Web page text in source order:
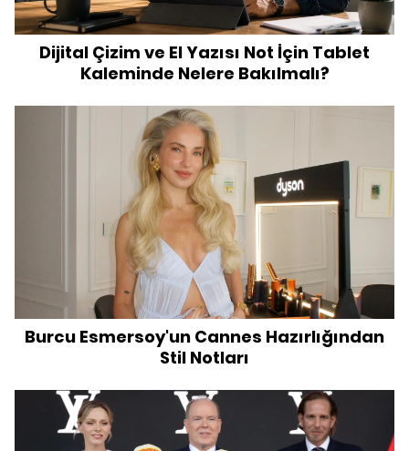
Dijital Çizim ve El Yazısı Not İçin Tablet
Kaleminde Nelere Bakılmalı?
Burcu Esmersoy'un Cannes Hazırlığından
Stil Notları